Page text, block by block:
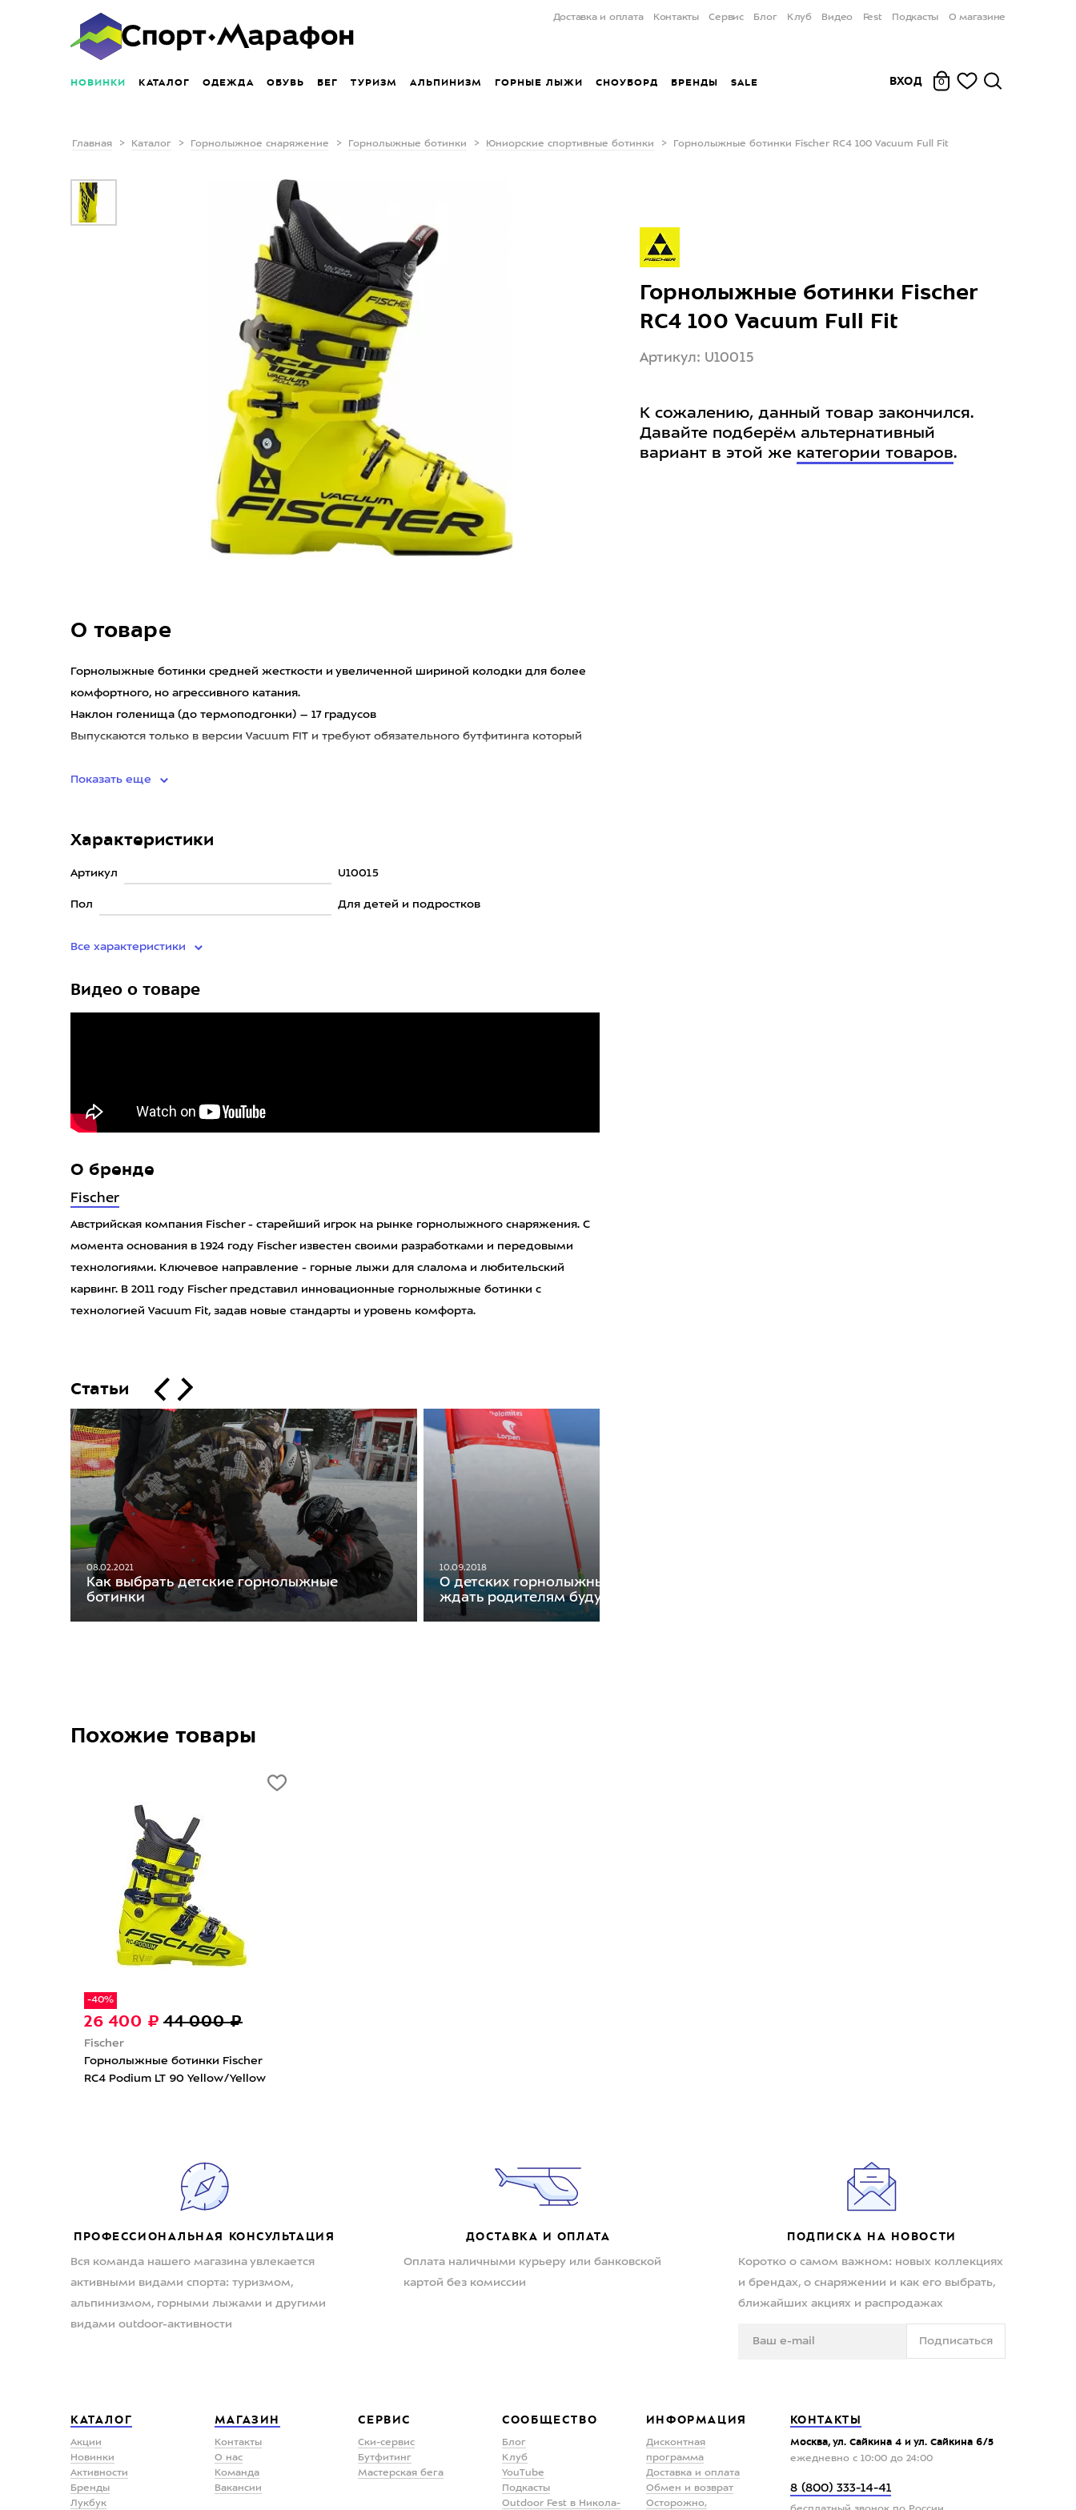
Доставка и оплата Контакты Сервис Блог Клуб Видео Fest Подкасты О магазине
НОВИНКИ КАТАЛОГ ОДЕЖДА ОБУВЬ БЕГ ТУРИЗМ АЛЬПИНИЗМ ГОРНЫЕ ЛЫЖИ СНОУБОРД БРЕНДЫ SALE ВХОД 0
Главная Каталог Горнолыжное снаряжение Горнолыжные ботинки Юниорские спортивные ботинки Горнолыжные ботинки Fischer RC4 100 Vacuum Full Fit
О товаре
Горнолыжные ботинки средней жесткости и увеличенной шириной колодки для более
комфортного, но агрессивного катания.
Наклон голенища (до термоподгонки) – 17 градусов
Выпускаются только в версии Vacuum FIT и требуют обязательного бутфитинга который
Показать еще
Характеристики
Артикул U10015
Пол Для детей и подростков
Все характеристики
Видео о товаре
О бренде
Fischer
Австрийская компания Fischer - старейший игрок на рынке горнолыжного снаряжения. С
момента основания в 1924 году Fischer известен своими разработками и передовыми
технологиями. Ключевое направление - горные лыжи для слалома и любительский
карвинг. В 2011 году Fischer представил инновационные горнолыжные ботинки с
технологией Vacuum Fit, задав новые стандарты и уровень комфорта.
Статьи
08.02.2021
Как выбрать детские горнолыжные
ботинки
10.09.2018
О детских горнолыжных школах. Чего
ждать родителям будущих спортсменов
Горнолыжные ботинки Fischer
RC4 100 Vacuum Full Fit
Артикул: U10015
К сожалению, данный товар закончился.
Давайте подберём альтернативный
вариант в этой же категории товаров.
Похожие товары
-40%
26 400 ₽ 44 000 ₽
Fischer
Горнолыжные ботинки Fischer
RC4 Podium LT 90 Yellow/Yellow
ПРОФЕССИОНАЛЬНАЯ КОНСУЛЬТАЦИЯ
Вся команда нашего магазина увлекается
активными видами спорта: туризмом,
альпинизмом, горными лыжами и другими
видами outdoor-активности
ДОСТАВКА И ОПЛАТА
Оплата наличными курьеру или банковской
картой без комиссии
ПОДПИСКА НА НОВОСТИ
Коротко о самом важном: новых коллекциях
и брендах, о снаряжении и как его выбрать,
ближайших акциях и распродажах
Подписаться
КАТАЛОГ
Акции
Новинки
Активности
Бренды
Лукбук
МАГАЗИН
Контакты
О нас
Команда
Вакансии
СЕРВИС
Ски-сервис
Бутфитинг
Мастерская бега
СООБЩЕСТВО
Блог
Клуб
YouTube
Подкасты
Outdoor Fest в Никола-
ИНФОРМАЦИЯ
Дисконтная
программа
Доставка и оплата
Обмен и возврат
Осторожно,
КОНТАКТЫ
Москва, ул. Сайкина 4 и ул. Сайкина 6/5
ежедневно с 10:00 до 24:00
8 (800) 333-14-41